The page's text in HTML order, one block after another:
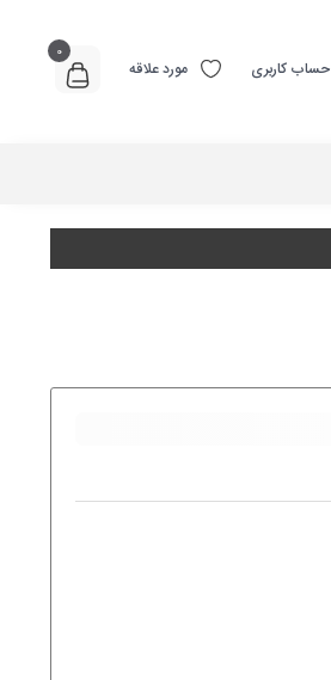
حساب کاربری مورد علاقه
0